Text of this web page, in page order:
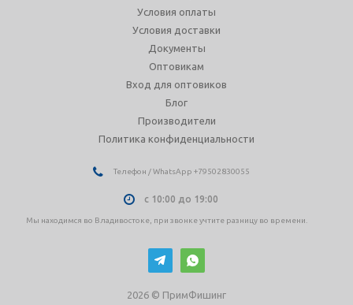
Условия оплаты
Условия доставки
Документы
Оптовикам
Вход для оптовиков
Блог
Производители
Политика конфиденциальности
Телефон / WhatsApp +79502830055
с 10:00 до 19:00
Мы находимся во Владивостоке, при звонке учтите разницу во времени.
2026 © ПримФишинг